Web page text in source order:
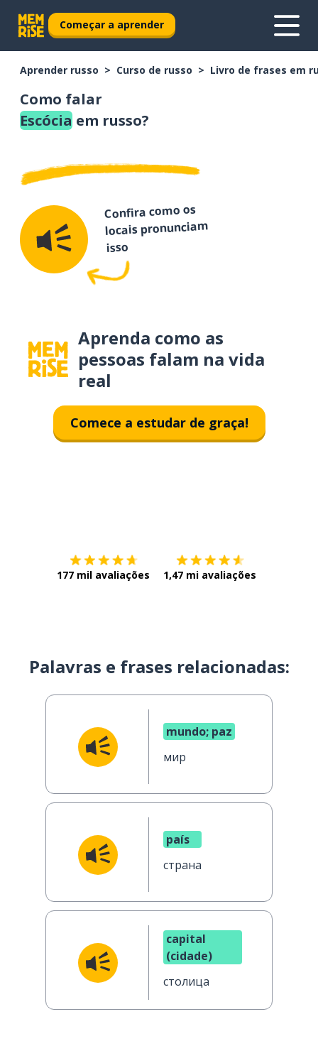
Começar a aprender
Aprender russo Curso de russo Livro de frases em
Como falar
Escócia em russo?
Confira como os
locais pronunciam
isso
Aprenda como as
pessoas falam na vida
real
Comece a estudar de graça!
177 mil avaliações 1,47 mi avaliações
Palavras e frases relacionadas:
mundo; paz
мир
país
страна
capital
(cidade)
столица